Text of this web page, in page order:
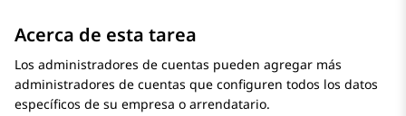
Acerca de esta tarea
Los administradores de cuentas pueden agregar más
administradores de cuentas que configuren todos los datos
específicos de su empresa o arrendatario.